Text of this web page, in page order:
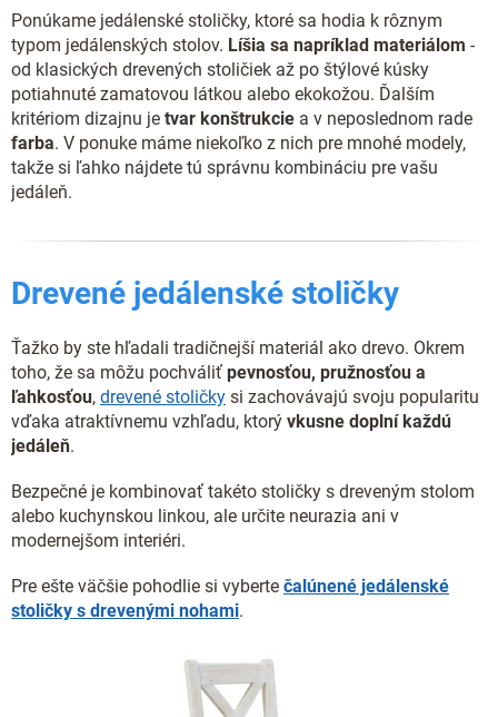
p
i
s
u
Ponúkame jedálenské stoličky, ktoré sa hodia k rôznym
typom jedálenských stolov. Líšia sa napríklad materiálom -
od klasických drevených stoličiek až po štýlové kúsky
potiahnuté zamatovou látkou alebo ekokožou. Ďalším
kritériom dizajnu je tvar konštrukcie a v neposlednom rade
farba. V ponuke máme niekoľko z nich pre mnohé modely,
takže si ľahko nájdete tú správnu kombináciu pre vašu
jedáleň.
Drevené jedálenské stoličky
Ťažko by ste hľadali tradičnejší materiál ako drevo. Okrem
toho, že sa môžu pochváliť pevnosťou, pružnosťou a
ľahkosťou, drevené stoličky si zachovávajú svoju popularitu
vďaka atraktívnemu vzhľadu, ktorý vkusne doplní každú
jedáleň.
Bezpečné je kombinovať takéto stoličky s dreveným stolom
alebo kuchynskou linkou, ale určite neurazia ani v
modernejšom interiéri.
Pre ešte väčšie pohodlie si vyberte čalúnené jedálenské
stoličky s drevenými nohami.